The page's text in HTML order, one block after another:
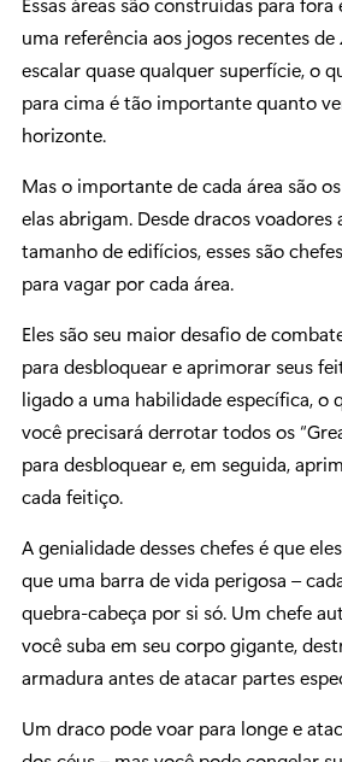
uma referência aos jogos recentes de
escalar quase qualquer superfície, o
para cima é tão importante quanto
horizonte.
Mas o importante de cada área são os
elas abrigam. Desde dracos
tamanho de edifícios, esses são
para vagar por cada área.
Eles são seu maior desafio de
para desbloquear e aprimorar seus
ligado a uma habilidade específica, o
você precisará derrotar todos os
para desbloquear e, em seguida,
cada feitiço.
A genialidade desses chefes é que
que uma barra de vida perigosa –
quebra-cabeça por si só. Um chefe
você suba em seu corpo gigante,
armadura antes de atacar partes
Um draco pode voar para longe e